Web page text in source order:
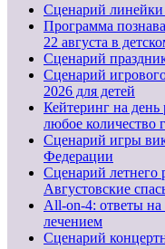
Cценарий линейки
Программа
22 августа в
Сценарий
Сценарий
2026 для детей
Кейтеринг на день
любое количество
Сценарий игры
Федерации
Сценарий летнего
Августовские
All-on-4: ответы
лечением
Сценарий